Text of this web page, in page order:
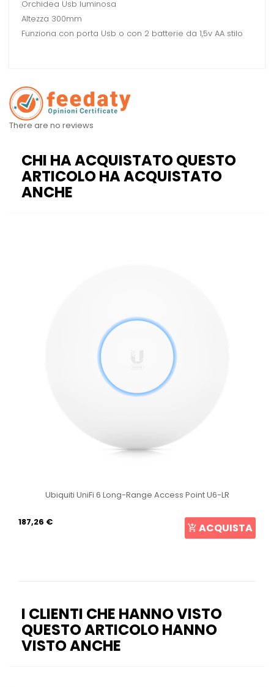
Orchidea Usb luminosa
Altezza 300mm
Funziona con porta Usb o con 2 batterie da 1,5v AA stilo
There are no reviews
CHI HA ACQUISTATO QUESTO
ARTICOLO HA ACQUISTATO
ANCHE
Ubiquiti UniFi 6 Long-Range Access Point U6-LR
187,26 € ACQUISTA
I CLIENTI CHE HANNO VISTO
QUESTO ARTICOLO HANNO
VISTO ANCHE